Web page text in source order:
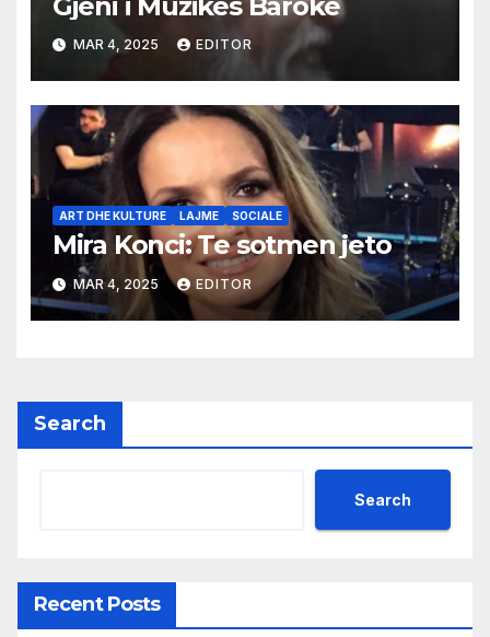
MAR 4, 2025 EDITOR
ART DHE KULTURE LAJME SOCIALE
Mira Konci: Te sotmen jeto
MAR 4, 2025 EDITOR
Search
Search
Recent Posts